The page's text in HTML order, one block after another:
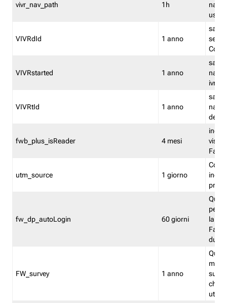
vivr_nav_path 1h
VIVRdId 1 anno
salva
Convy
VIVRstarted 1 anno
salva
ivr
VIVRtId 1 anno
salva
del
fwb_plus_isReader 4 mesi
utm_source 1 giorno
fw_dp_autoLogin 60 giorni
la
FW_survey 1 anno
utenti